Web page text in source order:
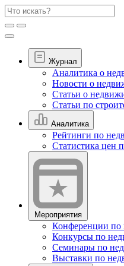
Журнал
Аналитика о
Новости о
Статьи о
Статьи по
Аналитика
Рейтинги по
Статистика цен
Мероприятия
Конференции по
Конкурсы по
Семинары по
Выставки по